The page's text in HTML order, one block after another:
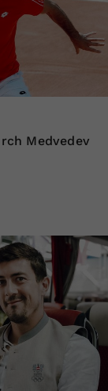
Medvedev